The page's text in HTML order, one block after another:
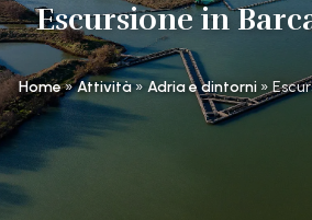
Escursione in
Home»Attività»Adria e dintorni»